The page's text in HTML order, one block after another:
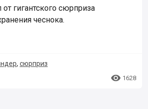
гигантского сюрприза
чеснока.
, сюрприз
 1628